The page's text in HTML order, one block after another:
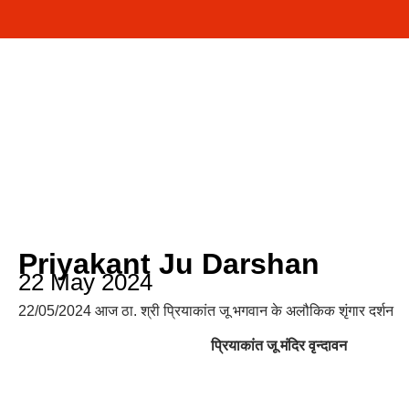
Priyakant Ju Darshan
22 May 2024
22/05/2024 आज ठा. श्री प्रियाकांत जू भगवान के अलौकिक शृंगार दर्शन
प्रियाकांत जू मंदिर वृन्दावन